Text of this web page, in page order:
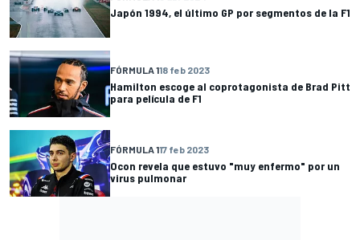
Japón 1994, el último GP por segmentos de la F1
FÓRMULA 118 feb 2023
Hamilton escoge al coprotagonista de Brad Pitt
para película de F1
FÓRMULA 117 feb 2023
Ocon revela que estuvo "muy enfermo" por un
virus pulmonar